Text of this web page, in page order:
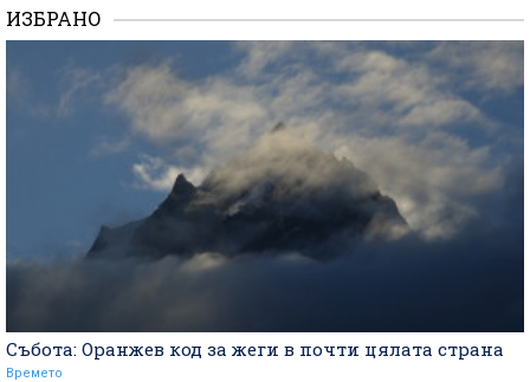
ИЗБРАНО
Събота: Оранжев код за жеги в почти цялата страна
Времето